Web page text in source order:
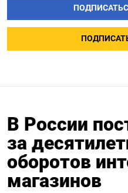
В России
за
оборотов
магазинов